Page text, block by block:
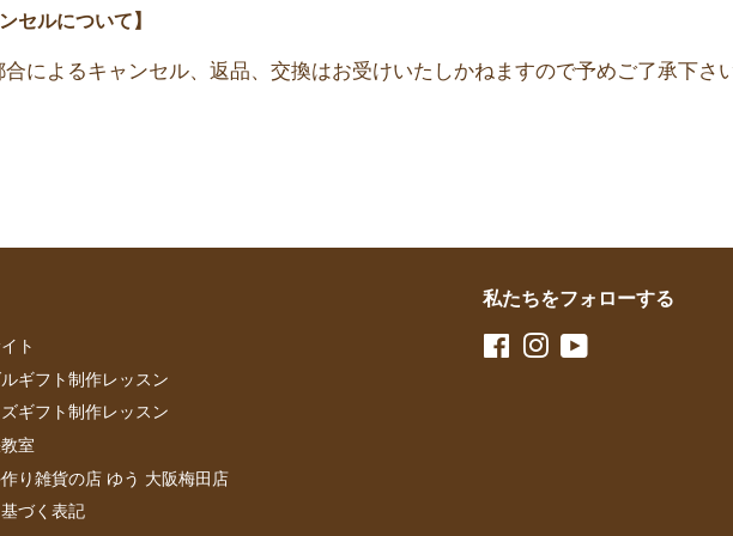
セルについて】
によるキャンセル、返品、交換はお受けいたしかねますので予めご了承下さ
ト
ギフト制作レッスン
ギフト制作レッスン
室
り雑貨の店 ゆう 大阪梅田店
づく表記
私たちをフォローする
FacebookInstagram